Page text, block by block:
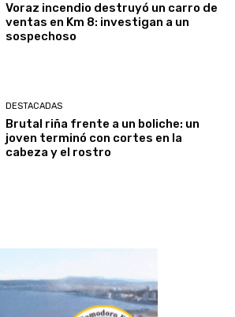
Voraz incendio destruyó un carro de
ventas en Km 8: investigan a un
sospechoso
DESTACADAS
Brutal riña frente a un boliche: un
joven terminó con cortes en la
cabeza y el rostro